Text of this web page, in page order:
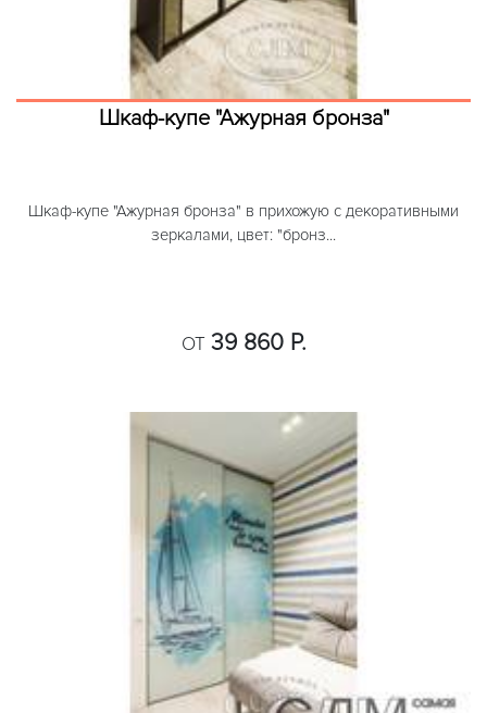
Шкаф-купе "Ажурная бронза"
Шкаф-купе "Ажурная бронза" в прихожую с декоративными
зеркалами, цвет: "бронз...
ОТ 39 860 Р.